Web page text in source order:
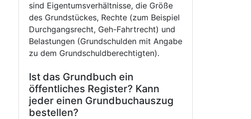
sind Eigentumsverhältnisse, die Größe
des Grundstückes, Rechte (zum Beispiel
Durchgangsrecht, Geh-Fahrtrecht) und
Belastungen (Grundschulden mit Angabe
zu dem Grundschuldberechtigten).
Ist das Grundbuch ein
öffentliches Register? Kann
jeder einen Grundbuchauszug
bestellen?